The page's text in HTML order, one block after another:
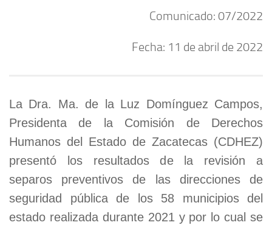
Comunicado: 07/2022
Fecha: 11 de abril de 2022
La Dra. Ma. de la Luz Domínguez Campos,
Presidenta de la Comisión de Derechos
Humanos del Estado de Zacatecas (CDHEZ)
presentó los resultados de la revisión a
separos preventivos de las direcciones de
seguridad pública de los 58 municipios del
estado realizada durante 2021 y por lo cual se